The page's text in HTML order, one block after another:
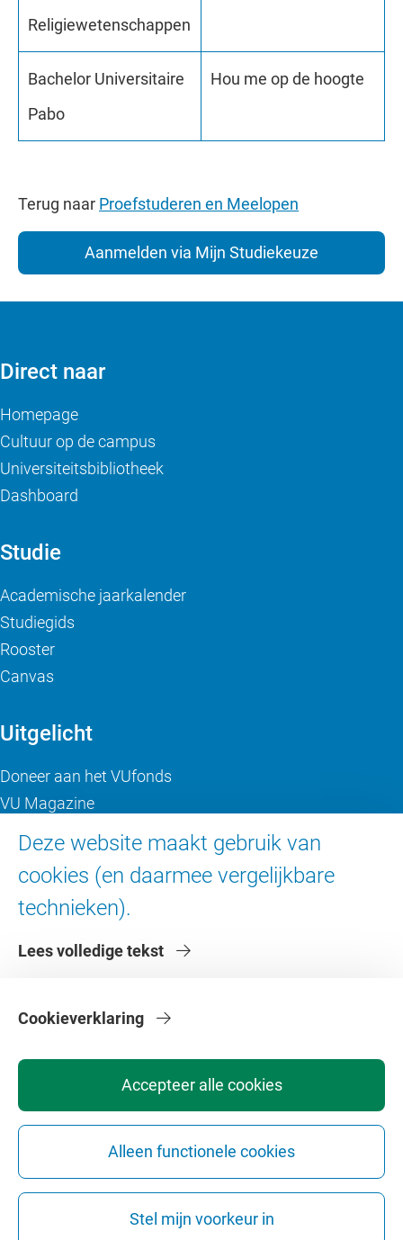
Religiewetenschappen
Bachelor Universitaire
Pabo
Hou me op de hoogte
Terug naar Proefstuderen en Meelopen
Aanmelden via Mijn Studiekeuze
Deze website maakt gebruik van
cookies (en daarmee vergelijkbare
technieken).
Lees volledige tekst
Accepteer alle cookies
Alleen functionele cookies
Stel mijn voorkeur in
Cookieverklaring
Direct naar
Homepage
Cultuur op de campus
Universiteitsbibliotheek
Dashboard
Studie
Academische jaarkalender
Studiegids
Rooster
Canvas
Uitgelicht
Doneer aan het VUfonds
VU Magazine
Over de VU
Contact en route
Faculteiten
PrivacyDisclaimerVeiligheidWebcolofonCookie instellingen